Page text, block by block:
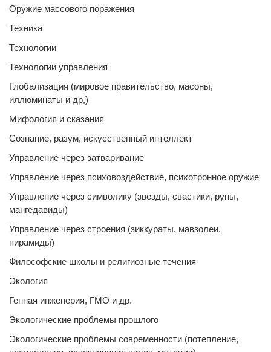
Оружие массового поражения
Техника
Технологии
Технологии управления
Глобализация (мировое правительство, масоны,
иллюминаты и др,)
Мифология и сказания
Сознание, разум, искусственный интеллект
Управление через затваривание
Управление через психовоздействие, психотронное оружие
Управление через символику (звезды, свастики, руны,
мангедавиды)
Управление через строения (зиккураты, мавзолеи,
пирамиды)
Философские школы и религиозные течения
Экология
Генная инженерия, ГМО и др.
Экологические проблемы прошлого
Экологические проблемы современности (потепление,